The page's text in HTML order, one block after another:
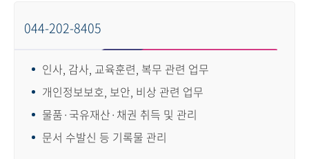
044-202-8405
인사, 감사, 교육훈련, 복무 관련 업무
개인정보보호, 보안, 비상 관련 업무
물품·국유재산·채권 취득 및 관리
문서 수발신 등 기록물 관리